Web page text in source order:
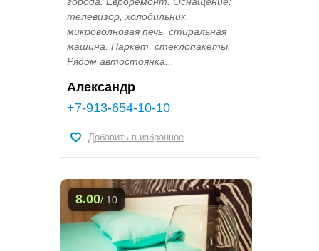
телевизор, холодильник,
микроволновая печь, стиральная
машина. Паркет, стеклопакеты.
Рядом автостоянка...
Александр
+7-913-654-10-10
Добавить в избранное
8.00/ 10